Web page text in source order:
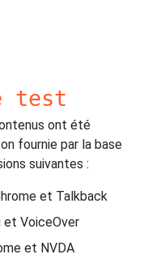
test
ont été
fournie par la base
suivantes :
et Talkback
et VoiceOver
et NVDA